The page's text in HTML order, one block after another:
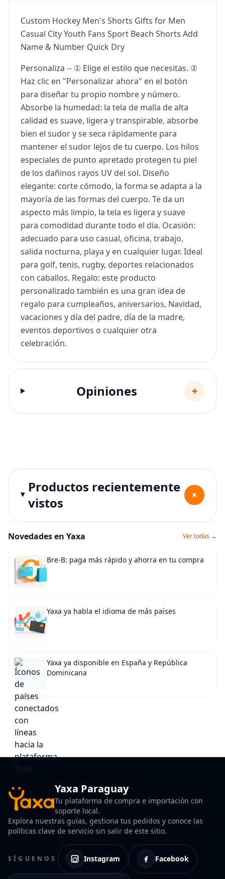
Custom Hockey Men's Shorts Gifts for Men
Casual City Youth Fans Sport Beach Shorts Add
Name & Number Quick Dry
Personaliza -- ① Elige el estilo que necesitas. ②
Haz clic en "Personalizar ahora" en el botón
para diseñar tu propio nombre y número.
Absorbe la humedad: la tela de malla de alta
calidad es suave, ligera y transpirable, absorbe
bien el sudor y se seca rápidamente para
mantener el sudor lejos de tu cuerpo. Los hilos
especiales de punto apretado protegen tu piel
de los dañinos rayos UV del sol. Diseño
elegante: corte cómodo, la forma se adapta a la
mayoría de las formas del cuerpo. Te da un
aspecto más limpio, la tela es ligera y suave
para comodidad durante todo el día. Ocasión:
adecuado para uso casual, oficina, trabajo,
salida nocturna, playa y en cualquier lugar. Ideal
para golf, tenis, rugby, deportes relacionados
con caballos. Regalo: este producto
personalizado también es una gran idea de
regalo para cumpleaños, aniversarios, Navidad,
vacaciones y día del padre, día de la madre,
eventos deportivos o cualquier otra
celebración.
Opiniones +
Productos recientemente
vistos
+
Novedades en Yaxa Ver todas →
Bre-B: paga más rápido y ahorra en tu compra
Yaxa ya habla el idioma de más países
Yaxa ya disponible en España y República
Dominicana
Yaxa Paraguay
Tu plataforma de compra e importación con
soporte local.
Explora nuestras guías, gestiona tus pedidos y conoce las
políticas clave de servicio sin salir de este sitio.
SÍGUENOS Instagram Facebook